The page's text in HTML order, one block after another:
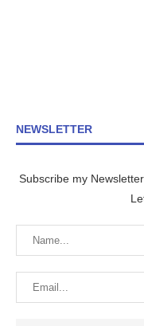
NEWSLETTER
Subscribe my